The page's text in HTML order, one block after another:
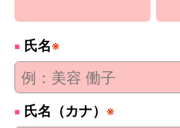
氏名※
氏名（カナ） ※